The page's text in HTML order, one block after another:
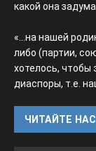
какой она
«...на нашей
либо (партии,
хотелось, чтобы
диаспоры, т.е.
ЧИТАЙТЕ НАС